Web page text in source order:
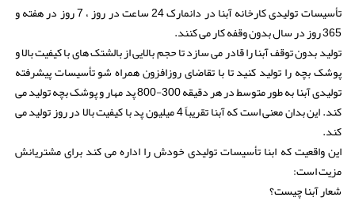
تأسیسات تولیدی کارخانه آبنا در دانمارک 24 ساعت در روز ، 7 روز در هفته و
365 روز در سال بدون وقفه کار می کنند.
تولید بدون توقف آبنا را قادر می سازد تا حجم بالایی از بالشتک های با کیفیت بالا و
پوشک بچه را تولید کنید تا با تقاضای روزافزون همراه شو تأسیسات پیشرفته
تولیدی آبنا به طور متوسط ​​در هر دقیقه 300-800 پد مهار و پوشک بچه تولید می
کند. این بدان معنی است که آبنا تقریباً 4 میلیون پد با کیفیت بالا در روز تولید می
کند.
این واقعیت که ابنا تأسیسات تولیدی خودش را اداره می کند برای مشتریانش
مزیت است:
شعار آبنا چیست؟